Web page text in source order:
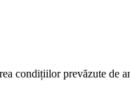
condițiilor prevăzute de